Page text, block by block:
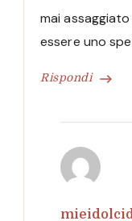
Rispondi
mai
essere uno